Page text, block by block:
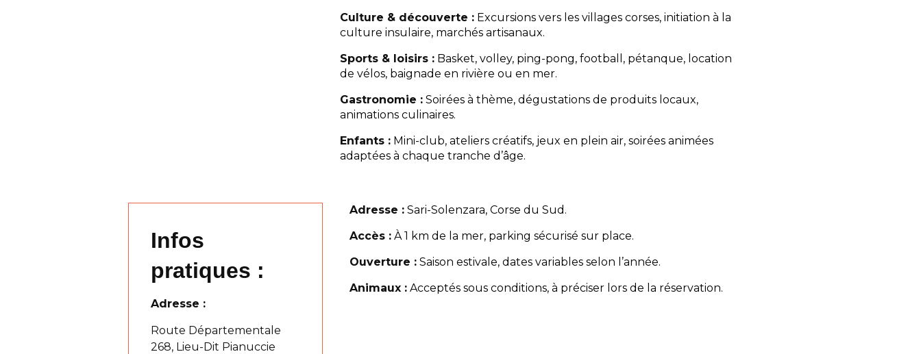
Culture & découverte : Excursions vers les villages corses, initiation à la
culture insulaire, marchés artisanaux.
Sports & loisirs : Basket, volley, ping-pong, football, pétanque, location
de vélos, baignade en rivière ou en mer.
Gastronomie : Soirées à thème, dégustations de produits locaux,
animations culinaires.
Enfants : Mini-club, ateliers créatifs, jeux en plein air, soirées animées
adaptées à chaque tranche d’âge.
Infos
pratiques :
Adresse :
Route Départementale
268, Lieu-Dit Pianuccie
Adresse :Sari-Solenzara, Corse du Sud.
Accès :À 1 km de la mer, parking sécurisé sur place.
Ouverture :Saison estivale, dates variables selon l’année.
Animaux :Acceptés sous conditions, à préciser lors de la réservation.